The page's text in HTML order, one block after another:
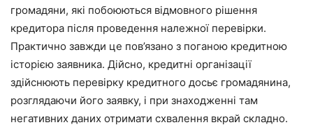
громадяни, які побоюються відмовного рішення
кредитора після проведення належної перевірки.
Практично завжди це пов’язано з поганою кредитною
історією заявника. Дійсно, кредитні організації
здійснюють перевірку кредитного досьє громадянина,
розглядаючи його заявку, і при знаходженні там
негативних даних отримати схвалення вкрай складно.